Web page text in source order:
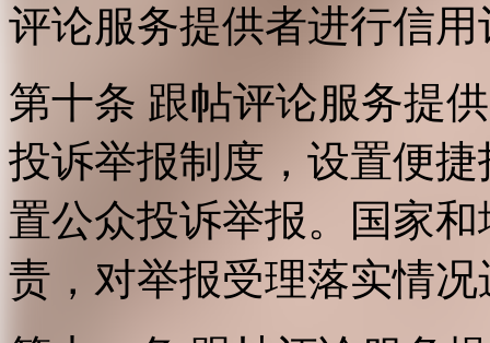
评论服务提供者进行信用
第十条 跟帖评论服务提
投诉举报制度，设置便
置公众投诉举报。国家
责，对举报受理落实情